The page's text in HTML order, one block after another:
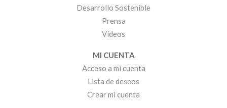
Desarrollo Sostenible
Prensa
Vídeos
MI CUENTA
Acceso a mi cuenta
Lista de deseos
Crear mi cuenta